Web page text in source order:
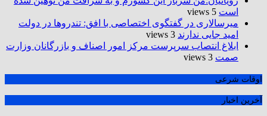
است 5 views
میرسالاری در گفتگوی اختصاصی با افق: تندروها در دولت
امید جایی ندارند 3 views
ابلاغ انتصاب سرپرست مرکز امور اصناف و بازرگانان وزارت
صمت 3 views
اوقات شرعی
آخرین اخبار